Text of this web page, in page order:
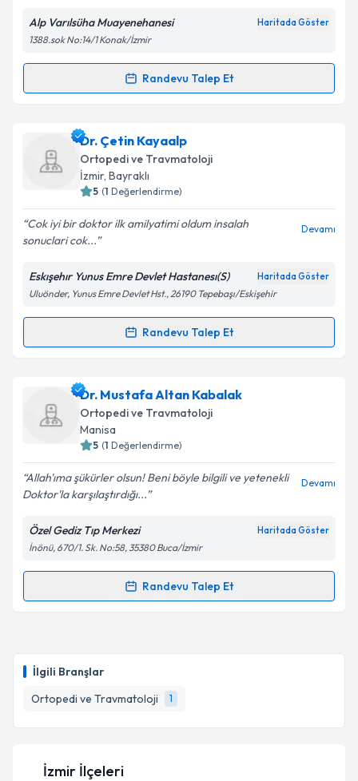
İlgili Branşlar
Ortopedi ve Travmatoloji
1
Kişisel verilerimin işlenmesine ilişkin
Aydınlatma
Metni'ni okudum ve kişisel verilerimin belirtilen
kapsamda işlenmesini kabul ediyorum.
Alp Varılsüha Muayenehanesi Haritada Göster
1388.sok No:14/1 Konak/İzmir
Randevu Talep Et
Randevu Takvimi Talebi
Op. Dr. Alp Varılsühaiçin randevu takvimi talebi
oluşturun. Size bu uzmandan randevu almanız için bir
takvim hazırlandığında e-posta ile bilgilendireceğiz.
Kişisel verilerimin işlenmesine ilişkin
Aydınlatma
Metni'ni okudum ve kişisel verilerimin belirtilen
kapsamda işlenmesini kabul ediyorum.
Dr. Çetin Kayaalp
Ortopedi ve Travmatoloji
İzmir, Bayraklı
5 (1 Değerlendirme)
Cok iyi bir doktor ilk amilyatimi oldum insalah
sonuclari cok...
Devamı
Eskışehır Yunus Emre Devlet Hastanesı(S) Haritada Göster
Uluönder, Yunus Emre Devlet Hst., 26190 Tepebaşı/Eskişehir
Randevu Talep Et
Randevu Takvimi Talebi
Dr. Çetin Kayaalpiçin randevu takvimi talebi
oluşturun. Size bu uzmandan randevu almanız için bir
takvim hazırlandığında e-posta ile bilgilendireceğiz.
Kişisel verilerimin işlenmesine ilişkin
Aydınlatma
Metni'ni okudum ve kişisel verilerimin belirtilen
kapsamda işlenmesini kabul ediyorum.
Dr. Mustafa Altan Kabalak
Ortopedi ve Travmatoloji
Manisa
5 (1 Değerlendirme)
Allah'ıma şükürler olsun! Beni böyle bilgili ve yetenekli
Doktor'la karşılaştırdığı...
Devamı
Özel Gediz Tıp Merkezi Haritada Göster
İnönü, 670/1. Sk. No:58, 35380 Buca/İzmir
Randevu Talep Et
Randevu Takvimi Talebi
için bir takvim hazırlandığında e-posta ile
bilgilendireceğiz.
E-posta Adresiniz
İzmir İlçeleri